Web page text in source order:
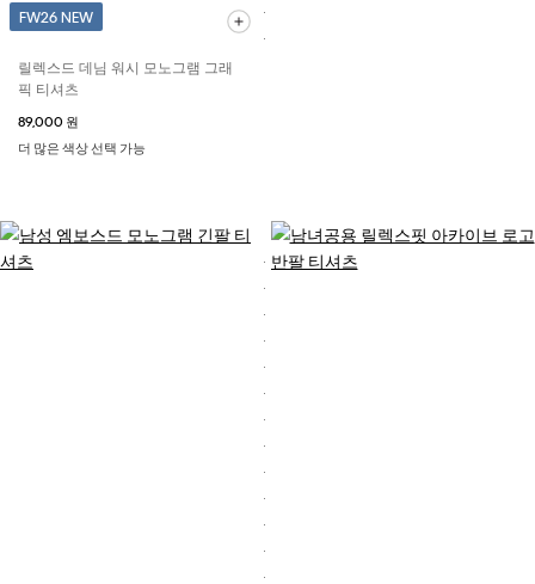
FW26 NEW
릴렉스드 데님 워시 모노그램 그래
픽 티셔츠
89,000 원
더 많은 색상 선택 가능